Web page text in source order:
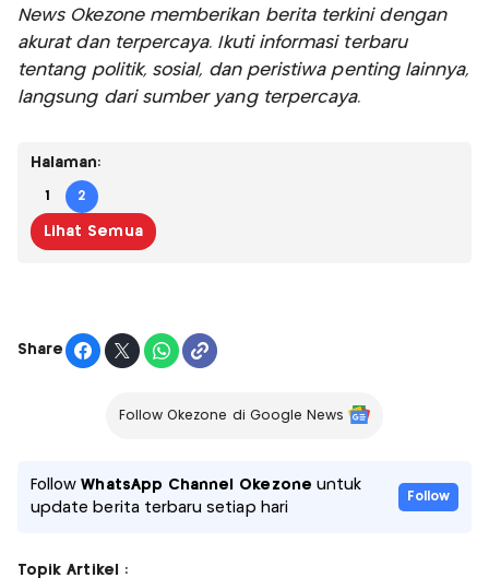
News Okezone memberikan berita terkini dengan
akurat dan terpercaya. Ikuti informasi terbaru
tentang politik, sosial, dan peristiwa penting lainnya,
langsung dari sumber yang terpercaya.
Halaman:
1 2
Lihat Semua
Share
Follow Okezone di Google News
FollowWhatsApp Channel Okezone untuk
update berita terbaru setiap hari
Follow
Topik Artikel :